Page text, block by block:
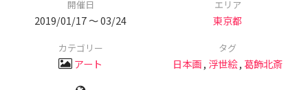
開催日
2019/01/17 〜 03/24
エリア
東京都
カテゴリー
アート
タグ
日本画, 浮世絵,葛飾北斎